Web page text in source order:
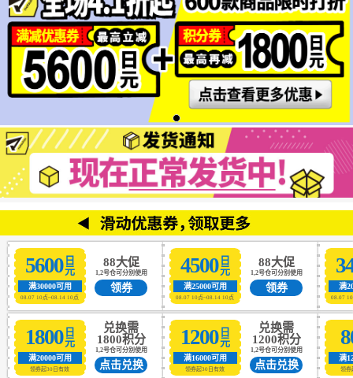
5600日元
满30000可用
08.07 10点~08.14 10点
88大促
1,2号仓可分别使用
领券
4500日元
满25000可用
08.07 10点~08.14 10点
88大促
1,2号仓可分别使用
领券 满
08.07
1800日元
满20000可用
领券起30日有效
兑换需
1800积分
1,2号仓可分别使用
点击兑换
1200日元
满16000可用
领券起30日有效
兑换需
1200积分
1,2号仓可分别使用
点击兑换
满
领券